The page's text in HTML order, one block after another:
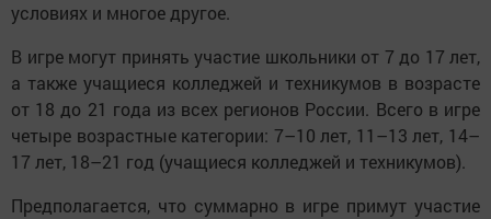
условиях и многое другое.
В игре могут принять участие школьники от 7 до 17 лет,
а также учащиеся колледжей и техникумов в возрасте
от 18 до 21 года из всех регионов России. Всего в игре
четыре возрастные категории: 7–10 лет, 11–13 лет, 14–
17 лет, 18–21 год (учащиеся колледжей и техникумов).
Предполагается, что суммарно в игре примут участие